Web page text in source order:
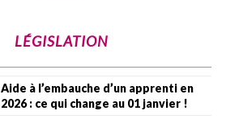
LÉGISLATION
Aide à l’embauche d’un apprenti en
2026 : ce qui change au 01 janvier !